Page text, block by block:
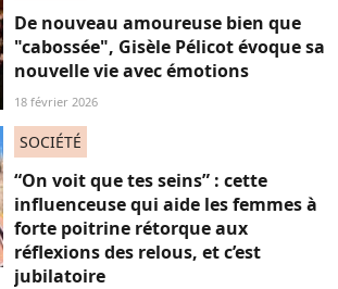
De nouveau amoureuse bien que
"cabossée", Gisèle Pélicot évoque sa
nouvelle vie avec émotions
18 février 2026
SOCIÉTÉ
“On voit que tes seins” : cette
influenceuse qui aide les femmes à
forte poitrine rétorque aux
réflexions des relous, et c’est
jubilatoire